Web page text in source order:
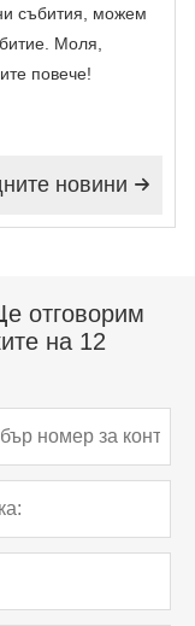
събития, можем
Моля,
повече!

новини
отговорим
на 12